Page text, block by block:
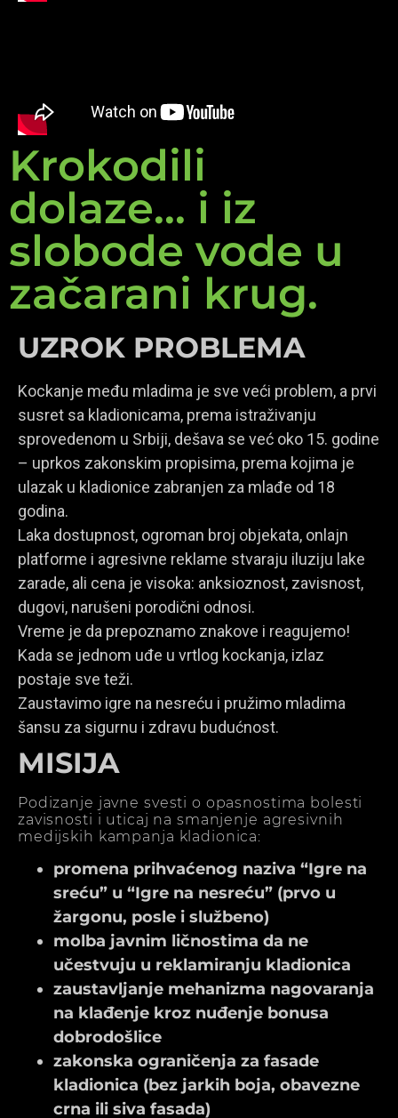
Krokodili
dolaze... i iz
slobode vode u
začarani krug.
UZROK PROBLEMA
Kockanje među mladima je sve veći problem, a prvi
susret sa kladionicama, prema istraživanju
sprovedenom u Srbiji, dešava se već oko 15. godine
– uprkos zakonskim propisima, prema kojima je
ulazak u kladionice zabranjen za mlađe od 18
godina.
Laka dostupnost, ogroman broj objekata, onlajn
platforme i agresivne reklame stvaraju iluziju lake
zarade, ali cena je visoka: anksioznost, zavisnost,
dugovi, narušeni porodični odnosi.
Vreme je da prepoznamo znakove i reagujemo!
Kada se jednom uđe u vrtlog kockanja, izlaz
postaje sve teži.
Zaustavimo igre na nesreću i pružimo mladima
šansu za sigurnu i zdravu budućnost.
MISIJA
Podizanje javne svesti o opasnostima bolesti
zavisnosti i uticaj na smanjenje agresivnih
medijskih kampanja kladionica:
promena prihvaćenog naziva “Igre na
sreću” u “Igre na nesreću” (prvo u
žargonu, posle i službeno)
molba javnim ličnostima da ne
učestvuju u reklamiranju kladionica
zaustavljanje mehanizma nagovaranja
na klađenje kroz nuđenje bonusa
dobrodošlice
zakonska ograničenja za fasade
kladionica (bez jarkih boja, obavezne
crna ili siva fasada)